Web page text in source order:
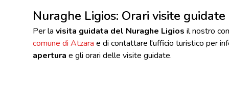
Nuraghe Ligios: Orari visite guidate
Per la visita guidata del Nuraghe Ligios il nostro
comune di Atzara e di contattare l'ufficio turistico per
apertura e gli orari delle visite guidate.